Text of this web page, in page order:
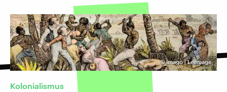
©Imago | Leemage
Kolonialismus